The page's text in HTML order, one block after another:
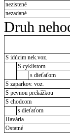
nezistené
nezadané
Druh
S idúcim nek.voz.
S cyklistom
s dieťaťom
S zaparkov. voz.
S pevnou prekážkou
S chodcom
s dieťaťom
Havária
Ostatné